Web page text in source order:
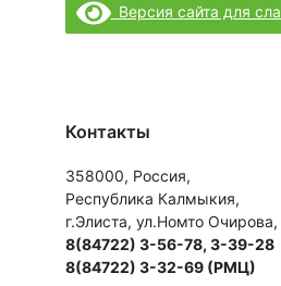
Версия сайта для
Контакты
358000, Россия,
Республика Калмыкия,
г.Элиста, ул.Номто
8(84722) 3-56-78, 3-39-28
8(84722) 3-32-69 (РМЦ)